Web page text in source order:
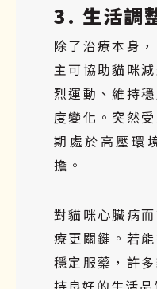
3. 生活調
除了治療本身
主可協助貓咪
烈運動、維持
度變化。突然
期處於高壓環
擔。
對貓咪心臟病
療更關鍵。若
穩定服藥，許